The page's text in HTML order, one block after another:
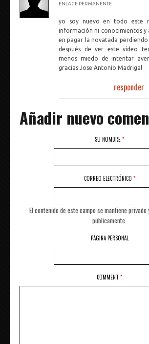
ENLACE PERMANENTE
yo soy nuevo en todo este
información ni conocimientos y
en pagar la novatada
después de ver este vídeo
menos miedo de intentar
gracias Jose Antonio Madrigal
responder
Añadir nuevo
SU NOMBRE*
CORREO ELECTRÓNICO *
El contenido de este campo se mantiene
públicamente.
PÁGINA PERSONAL
COMMENT *